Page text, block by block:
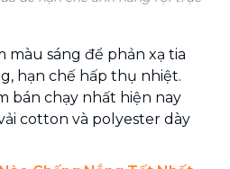
màu sáng để phản xạ tia
hạn chế hấp thụ nhiệt.
bán chạy nhất hiện nay
cotton và polyester dày